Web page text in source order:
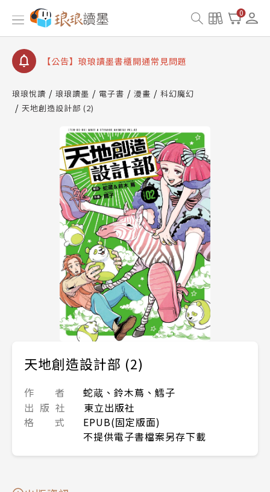
0
【公告】琅琅讀墨數位閱讀資產合併與書櫃開通申請
【公告】琅琅讀墨 3 分鐘完成書櫃開通與資產合併申
查詢
【公告】琅琅讀墨數位閱讀資產合併與書櫃開通申請
琅琅悅讀 琅琅讀墨 電子書 漫畫
科幻魔幻
天地創造設計部 (2)
天地創造設計部 (2)
作 者
蛇蔵、鈴木蔦、鱈子
出 版 社
東立出版社
格 式
EPUB(固定版面)
不提供電子書檔案另存下載